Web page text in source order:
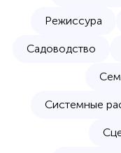
Режиссура
Садоводство
Системные